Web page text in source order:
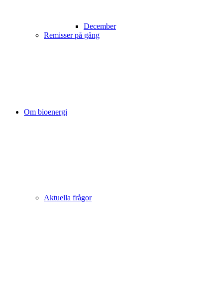
December
Remisser på gång
Om bioenergi
Aktuella frågor